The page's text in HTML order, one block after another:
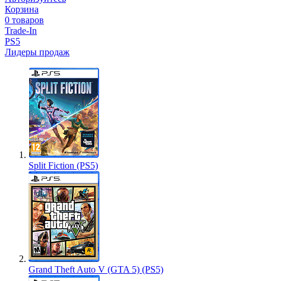
Корзина
0 товаров
Trade-In
PS5
Лидеры продаж
Split Fiction (PS5)
Grand Theft Auto V (GTA 5) (PS5)